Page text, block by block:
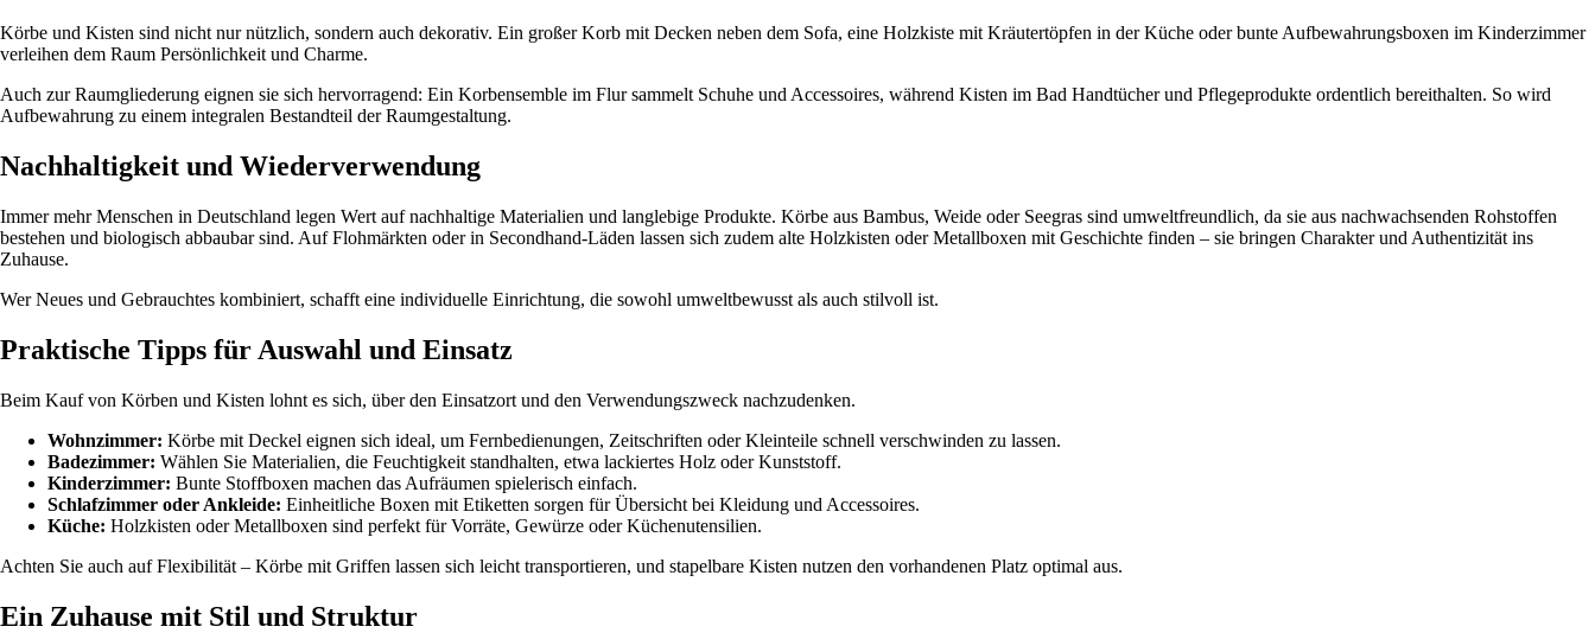
Körbe und Kisten sind nicht nur nützlich, sondern auch dekorativ. Ein großer Korb mit Decken neben dem Sofa, eine Holzkiste mit Kräutertöpfen in der Küche oder bunte Aufbewahrungsboxen im Kinderzimmer
verleihen dem Raum Persönlichkeit und Charme.
Auch zur Raumgliederung eignen sie sich hervorragend: Ein Korbensemble im Flur sammelt Schuhe und Accessoires, während Kisten im Bad Handtücher und Pflegeprodukte ordentlich bereithalten. So wird
Aufbewahrung zu einem integralen Bestandteil der Raumgestaltung.
Nachhaltigkeit und Wiederverwendung
Immer mehr Menschen in Deutschland legen Wert auf nachhaltige Materialien und langlebige Produkte. Körbe aus Bambus, Weide oder Seegras sind umweltfreundlich, da sie aus nachwachsenden Rohstoffen
bestehen und biologisch abbaubar sind. Auf Flohmärkten oder in Secondhand-Läden lassen sich zudem alte Holzkisten oder Metallboxen mit Geschichte finden – sie bringen Charakter und Authentizität ins
Zuhause.
Wer Neues und Gebrauchtes kombiniert, schafft eine individuelle Einrichtung, die sowohl umweltbewusst als auch stilvoll ist.
Praktische Tipps für Auswahl und Einsatz
Beim Kauf von Körben und Kisten lohnt es sich, über den Einsatzort und den Verwendungszweck nachzudenken.
Wohnzimmer: Körbe mit Deckel eignen sich ideal, um Fernbedienungen, Zeitschriften oder Kleinteile schnell verschwinden zu lassen.
Badezimmer: Wählen Sie Materialien, die Feuchtigkeit standhalten, etwa lackiertes Holz oder Kunststoff.
Kinderzimmer: Bunte Stoffboxen machen das Aufräumen spielerisch einfach.
Schlafzimmer oder Ankleide: Einheitliche Boxen mit Etiketten sorgen für Übersicht bei Kleidung und Accessoires.
Küche: Holzkisten oder Metallboxen sind perfekt für Vorräte, Gewürze oder Küchenutensilien.
Achten Sie auch auf Flexibilität – Körbe mit Griffen lassen sich leicht transportieren, und stapelbare Kisten nutzen den vorhandenen Platz optimal aus.
Ein Zuhause mit Stil und Struktur